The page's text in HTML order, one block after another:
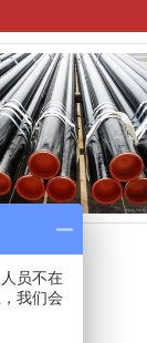
员不在
我们会